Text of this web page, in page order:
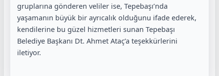
gruplarına gönderen veliler ise, Tepebaşı’nda
yaşamanın büyük bir ayrıcalık olduğunu ifade ederek,
kendilerine bu güzel hizmetleri sunan Tepebaşı
Belediye Başkanı Dt. Ahmet Ataç’a teşekkürlerini
iletiyor.